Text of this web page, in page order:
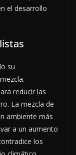
el desarrollo
su
reducir las
La mezcla de
ambiente más
a un aumento
los